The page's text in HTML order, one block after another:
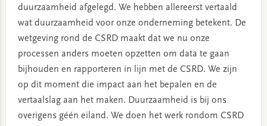
duurzaamheid afgelegd. We hebben allereerst vertaald
wat duurzaamheid voor onze onderneming betekent. De
wetgeving rond de CSRD maakt dat we nu onze
processen anders moeten opzetten om data te gaan
bijhouden en rapporteren in lijn met de CSRD. We zijn
op dit moment die impact aan het bepalen en de
vertaalslag aan het maken. Duurzaamheid is bij ons
overigens géén eiland. We doen het werk rondom CSRD